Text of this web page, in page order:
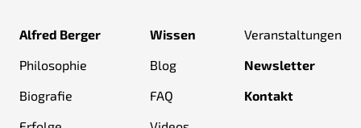
Alfred Berger
Philosophie
Biografie
Wissen
Blog
FAQ
Veranstaltungen
Newsletter
Kontakt